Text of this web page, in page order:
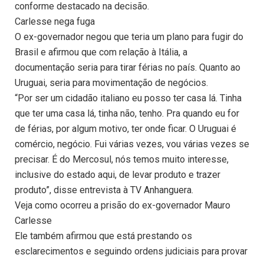
conforme destacado na decisão.
Carlesse nega fuga
O ex-governador negou que teria um plano para fugir do
Brasil e afirmou que com relação à Itália, a
documentação seria para tirar férias no país. Quanto ao
Uruguai, seria para movimentação de negócios.
“Por ser um cidadão italiano eu posso ter casa lá. Tinha
que ter uma casa lá, tinha não, tenho. Pra quando eu for
de férias, por algum motivo, ter onde ficar. O Uruguai é
comércio, negócio. Fui várias vezes, vou várias vezes se
precisar. É do Mercosul, nós temos muito interesse,
inclusive do estado aqui, de levar produto e trazer
produto”, disse entrevista à TV Anhanguera.
Veja como ocorreu a prisão do ex-governador Mauro
Carlesse
Ele também afirmou que está prestando os
esclarecimentos e seguindo ordens judiciais para provar